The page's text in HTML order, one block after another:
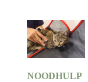
NOODHULP